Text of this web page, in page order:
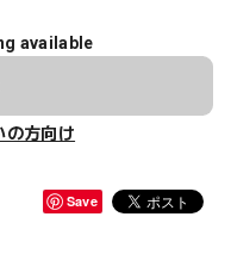
available
の方向け
Save